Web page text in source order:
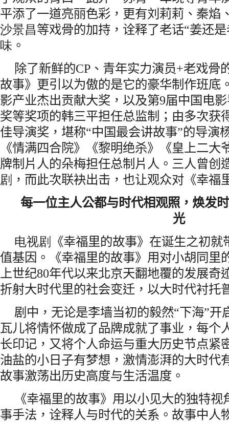
平添了一道亮丽色彩，更有刘莉莉、秦焰
沙景昌等戏骨的加持，诠释了老话“姜还
味 。
除了新鲜的CP 、青年实力演员+老戏骨
故事》更引以为傲的是它的豪华制作班底
影产业杰出贡献大奖，以及第9届中国电
奖等奖项的韩三平担任总监制；由多次获
佳导演奖，堪称“中国最会讲故事”的导演
《情满四合院》《黎明绝杀》《皇上二大
牌制片人的朵梅担任总制片人。三人曾创
剧 ，而此次联袂出击，也让观众对《幸福
每一位主人公都与时代相观照，焕发
光
电视剧
《幸福里的故事》在诞生之初
值基因。《幸福里的故事》用对小胡同里
上世纪80年代以来北京天翻地覆的发展奇
折射大时代里的社会变迁，以大时代衬托
剧中，无论是李墙当初的毅然“下海”开
瓦儿将情怀做成了品牌成就了事业，每个
长印记，又将个人命运与重大历史节点紧
油盐的小日子有梦想，激情澎湃的大时代
故事激荡出历史高度与生活温度。
《幸福里的故事》用以小见大的独特
事手法，诠释人与时代的关系。故事中人